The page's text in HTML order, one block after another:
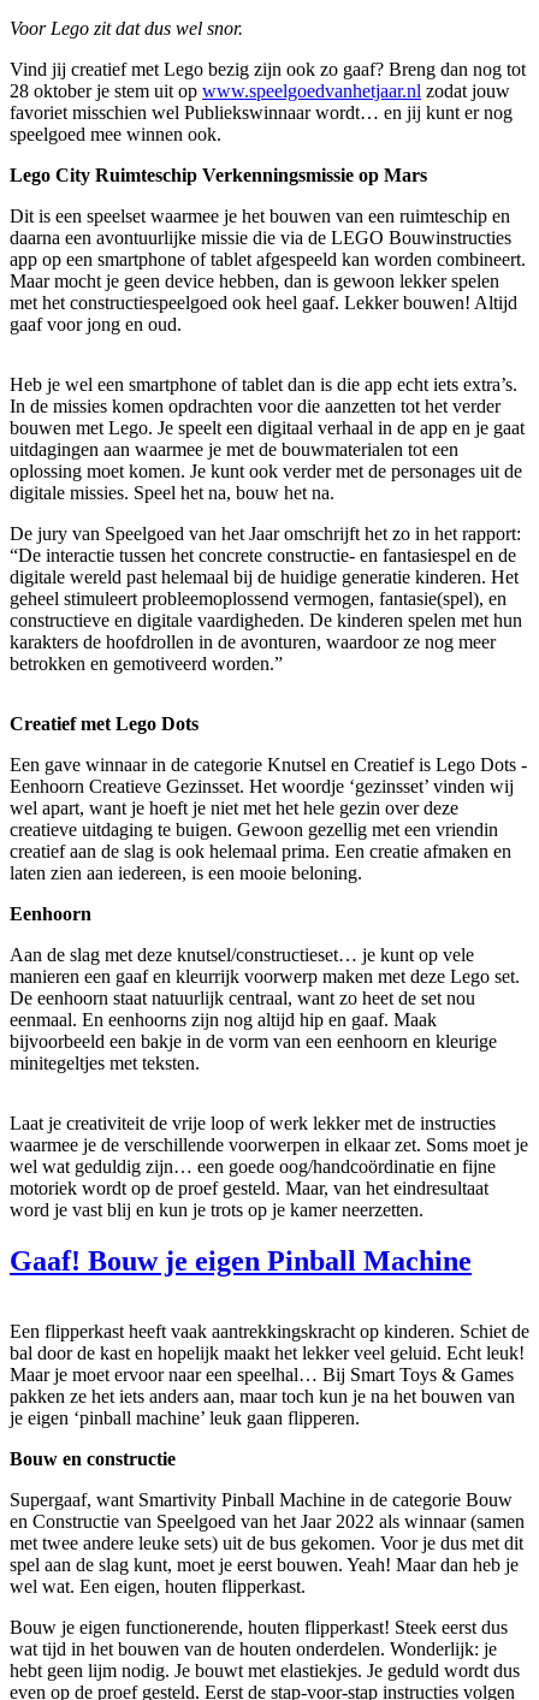
Voor Lego zit dat dus wel snor.
Vind jij creatief met Lego bezig zijn ook zo gaaf? Breng dan nog tot
28 oktober je stem uit op www.speelgoedvanhetjaar.nl zodat jouw
favoriet misschien wel Publiekswinnaar wordt… en jij kunt er nog
speelgoed mee winnen ook.
Lego City Ruimteschip Verkenningsmissie op Mars
Dit is een speelset waarmee je het bouwen van een ruimteschip en
daarna een avontuurlijke missie die via de LEGO Bouwinstructies
app op een smartphone of tablet afgespeeld kan worden combineert.
Maar mocht je geen device hebben, dan is gewoon lekker spelen
met het constructiespeelgoed ook heel gaaf. Lekker bouwen! Altijd
gaaf voor jong en oud.
Heb je wel een smartphone of tablet dan is die app echt iets extra’s.
In de missies komen opdrachten voor die aanzetten tot het verder
bouwen met Lego. Je speelt een digitaal verhaal in de app en je gaat
uitdagingen aan waarmee je met de bouwmaterialen tot een
oplossing moet komen. Je kunt ook verder met de personages uit de
digitale missies. Speel het na, bouw het na.
De jury van Speelgoed van het Jaar omschrijft het zo in het rapport:
“De interactie tussen het concrete constructie- en fantasiespel en de
digitale wereld past helemaal bij de huidige generatie kinderen. Het
geheel stimuleert probleemoplossend vermogen, fantasie(spel), en
constructieve en digitale vaardigheden. De kinderen spelen met hun
karakters de hoofdrollen in de avonturen, waardoor ze nog meer
betrokken en gemotiveerd worden.”
Creatief met Lego Dots
Een gave winnaar in de categorie Knutsel en Creatief is Lego Dots -
Eenhoorn Creatieve Gezinsset. Het woordje ‘gezinsset’ vinden wij
wel apart, want je hoeft je niet met het hele gezin over deze
creatieve uitdaging te buigen. Gewoon gezellig met een vriendin
creatief aan de slag is ook helemaal prima. Een creatie afmaken en
laten zien aan iedereen, is een mooie beloning.
Eenhoorn
Aan de slag met deze knutsel/constructieset… je kunt op vele
manieren een gaaf en kleurrijk voorwerp maken met deze Lego set.
De eenhoorn staat natuurlijk centraal, want zo heet de set nou
eenmaal. En eenhoorns zijn nog altijd hip en gaaf. Maak
bijvoorbeeld een bakje in de vorm van een eenhoorn en kleurige
minitegeltjes met teksten.
Laat je creativiteit de vrije loop of werk lekker met de instructies
waarmee je de verschillende voorwerpen in elkaar zet. Soms moet je
wel wat geduldig zijn… een goede oog/handcoördinatie en fijne
motoriek wordt op de proef gesteld. Maar, van het eindresultaat
word je vast blij en kun je trots op je kamer neerzetten.
Gaaf! Bouw je eigen Pinball Machine
Een flipperkast heeft vaak aantrekkingskracht op kinderen. Schiet de
bal door de kast en hopelijk maakt het lekker veel geluid. Echt leuk!
Maar je moet ervoor naar een speelhal… Bij Smart Toys & Games
pakken ze het iets anders aan, maar toch kun je na het bouwen van
je eigen ‘pinball machine’ leuk gaan flipperen.
Bouw en constructie
Supergaaf, want Smartivity Pinball Machine in de categorie Bouw
en Constructie van Speelgoed van het Jaar 2022 als winnaar (samen
met twee andere leuke sets) uit de bus gekomen. Voor je dus met dit
spel aan de slag kunt, moet je eerst bouwen. Yeah! Maar dan heb je
wel wat. Een eigen, houten flipperkast.
Bouw je eigen functionerende, houten flipperkast! Steek eerst dus
wat tijd in het bouwen van de houten onderdelen. Wonderlijk: je
hebt geen lijm nodig. Je bouwt met elastiekjes. Je geduld wordt dus
even op de proef gesteld. Eerst de stap-voor-stap instructies volgen